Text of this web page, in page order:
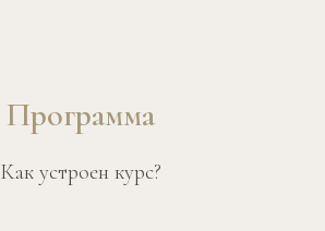
Программа
Как устроен курс?